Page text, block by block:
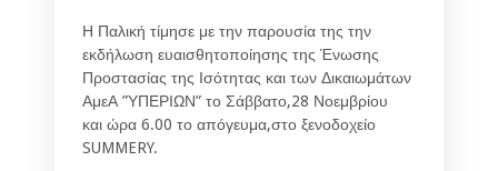
Η Παλική τίμησε με την παρουσία της την
εκδήλωση ευαισθητοποίησης της Ένωσης
Προστασίας της Ισότητας και των Δικαιωμάτων
ΑμεΑ ”ΥΠΕΡΙΩΝ” το Σάββατο,28 Νοεμβρίου
και ώρα 6.00 το απόγευμα,στο ξενοδοχείο
SUMMERY.